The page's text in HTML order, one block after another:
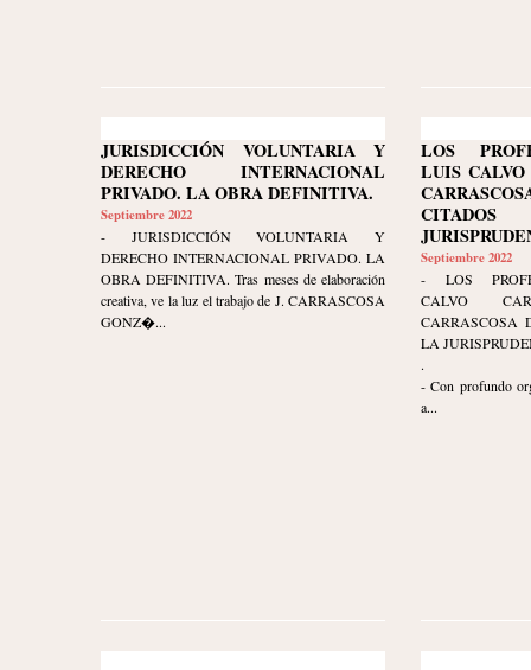
JURISDICCIÓN VOLUNTARIA Y
DERECHO INTERNACIONAL
PRIVADO. LA OBRA DEFINITIVA.
Septiembre 2022
- JURISDICCIÓN VOLUNTARIA Y
DERECHO INTERNACIONAL PRIVADO. LA
OBRA DEFINITIVA. Tras meses de elaboración
creativa, ve la luz el trabajo de J. CARRASCOSA
GONZ�...
LOS
LUIS CALVO
Septiembre 2022
- LOS
CALVO
CARRASCOSA
LA
.
- Con profundo
a...